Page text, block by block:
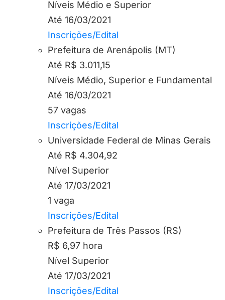
Níveis Médio e Superior
Até 16/03/2021
Inscrições/Edital
Prefeitura de Arenápolis (MT)
Até R$ 3.011,15
Níveis Médio, Superior e Fundamental
Até 16/03/2021
57 vagas
Inscrições/Edital
Universidade Federal de Minas Gerais
Até R$ 4.304,92
Nível Superior
Até 17/03/2021
1 vaga
Inscrições/Edital
Prefeitura de Três Passos (RS)
R$ 6,97 hora
Nível Superior
Até 17/03/2021
Inscrições/Edital